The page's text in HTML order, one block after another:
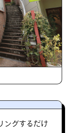
ングするだけ